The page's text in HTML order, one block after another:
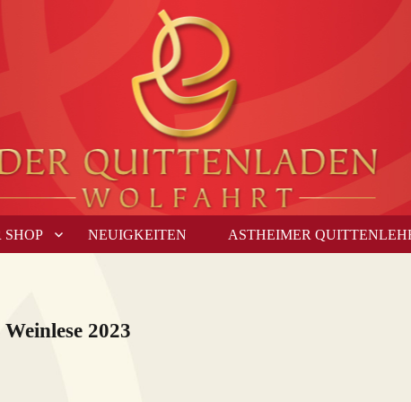
SHOP NEUIGKEITEN ASTHEIMER
Weinlese 2023